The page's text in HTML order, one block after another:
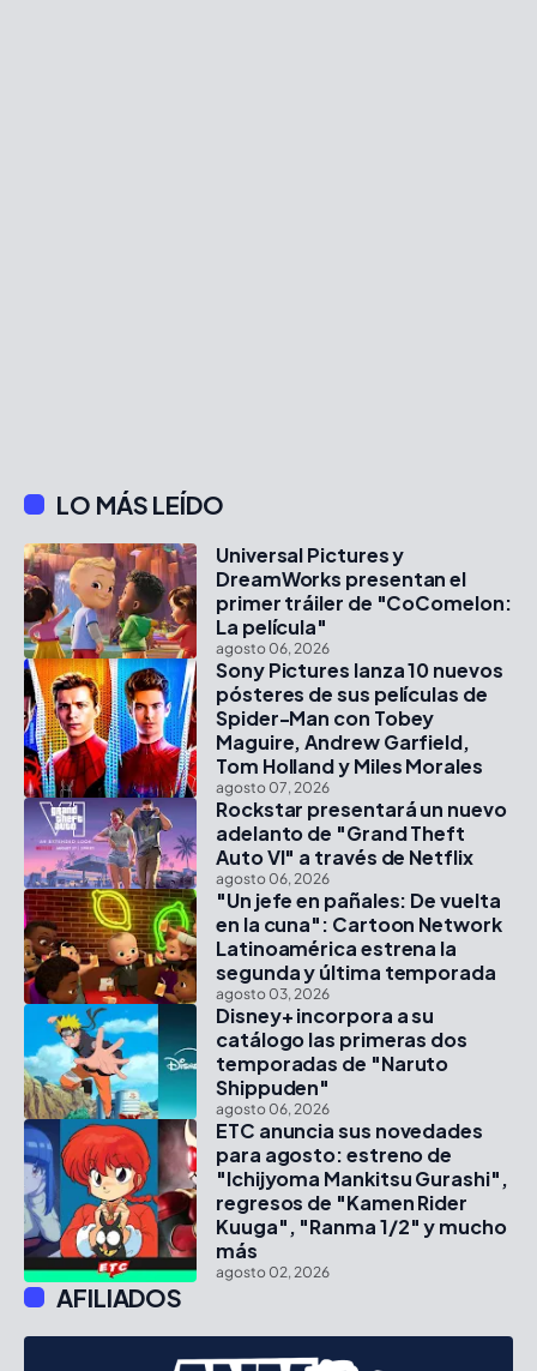
LO MÁS LEÍDO
Universal Pictures y
DreamWorks presentan el
primer tráiler de "CoComelon:
La película"
agosto 06, 2026
Sony Pictures lanza 10 nuevos
pósteres de sus películas de
Spider-Man con Tobey
Maguire, Andrew Garfield,
Tom Holland y Miles Morales
agosto 07, 2026
Rockstar presentará un nuevo
adelanto de "Grand Theft
Auto VI" a través de Netflix
agosto 06, 2026
"Un jefe en pañales: De vuelta
en la cuna": Cartoon Network
Latinoamérica estrena la
segunda y última temporada
agosto 03, 2026
Disney+ incorpora a su
catálogo las primeras dos
temporadas de "Naruto
Shippuden"
agosto 06, 2026
ETC anuncia sus novedades
para agosto: estreno de
"Ichijyoma Mankitsu Gurashi",
regresos de "Kamen Rider
Kuuga", "Ranma 1/2" y mucho
más
agosto 02, 2026
AFILIADOS